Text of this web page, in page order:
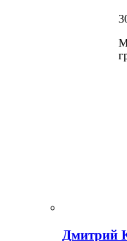
Дмитрий